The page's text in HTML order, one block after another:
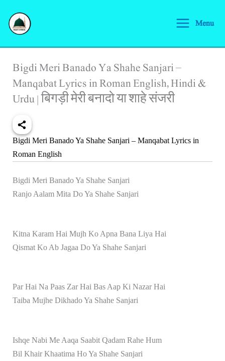
content
Menu
Bigdi Meri Banado Ya Shahe Sanjari –
Manqabat Lyrics in Roman English, Hindi &
Urdu | बिगड़ी मेरी बनादो या शाहे संजरी
Bigdi Meri Banado Ya Shahe Sanjari – Manqabat Lyrics in
Roman English
Bigdi Meri Banado Ya Shahe Sanjari
Ranjo Aalam Mita Do Ya Shahe Sanjari
Kitna Karam Hai Mujh Ko Apna Bana Liya Hai
Qismat Ko Ab Jagaa Do Ya Shahe Sanjari
Par Hai Na Paas Zar Hai Bas Aap Ki Nazar Hai
Taiba Mujhe Dikhado Ya Shahe Sanjari
Ishqe Nabi Me Aaqa Saabit Qadam Rahe Hum
Bil Khair Khaatima Ho Ya Shahe Sanjari
e
c
h